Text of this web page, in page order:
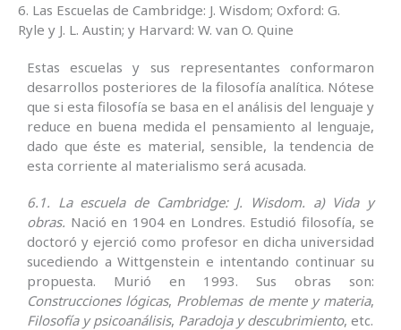
6. Las Escuelas de Cambridge: J. Wisdom; Oxford: G.
Ryle y J. L. Austin; y Harvard: W. van O. Quine
Estas escuelas y sus representantes conformaron
desarrollos posteriores de la filosofía analítica. Nótese
que si esta filosofía se basa en el análisis del lenguaje y
reduce en buena medida el pensamiento al lenguaje,
dado que éste es material, sensible, la tendencia de
esta corriente al materialismo será acusada.
6.1. La escuela de Cambridge: J. Wisdom. a) Vida y
obras. Nació en 1904 en Londres. Estudió filosofía, se
doctoró y ejerció como profesor en dicha universidad
sucediendo a Wittgenstein e intentando continuar su
propuesta. Murió en 1993. Sus obras son:
Construcciones lógicas, Problemas de mente y materia,
Filosofía y psicoanálisis, Paradoja y descubrimiento, etc.